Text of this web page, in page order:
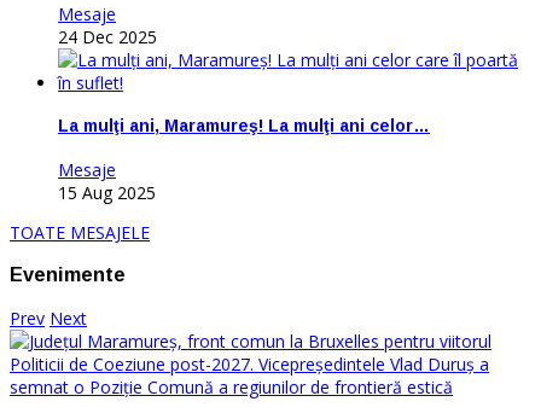
Mesaje
24 Dec 2025
La mulţi ani, Maramureş! La mulţi ani celor…
Mesaje
15 Aug 2025
TOATE MESAJELE
Evenimente
Prev Next